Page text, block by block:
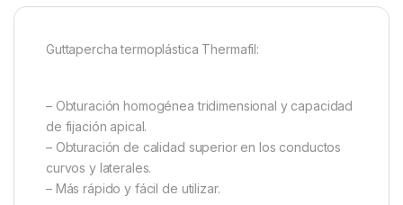
Guttapercha termoplástica Thermafil:
– Obturación homogénea tridimensional y capacidad
de fijación apical.
– Obturación de calidad superior en los conductos
curvos y laterales.
– Más rápido y fácil de utilizar.